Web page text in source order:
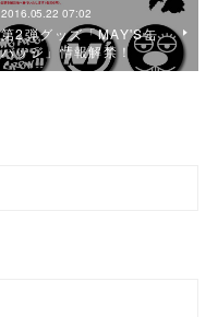
2016.05.22 07:02
第2弾グッズ「MAY'S缶
バッジ」情報解禁！